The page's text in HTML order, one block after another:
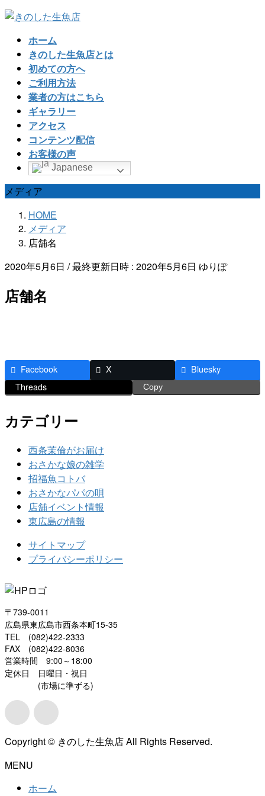
コ
ナ
ホーム
きのした生魚店とは
初めての方へ
ご利用方法
業者の方はこちら
ギャラリー
アクセス
コンテンツ配信
お客様の声
Japanese
メディア
HOME
メディア
店舗名
2020年5月6日 / 最終更新日時 : 2020年5月6日 ゆりぽ
店舗名
Facebook X
Bluesky
Threads
Copy
カテゴリー
西条茉倫がお届け
おさかな娘の雑学
招福魚コトバ
おさかなパパの唄
店舗イベント情報
東広島の情報
サイトマップ
プライバシーポリシー
〒739-0011
広島県東広島市西条本町15-35
TEL (082)422-2333
FAX (082)422-8036
営業時間 9:00～18:00
定休日 日曜日・祝日
(市場に準ずる)
Copyright © きのした生魚店 All Rights Reserved.
MENU
ホーム